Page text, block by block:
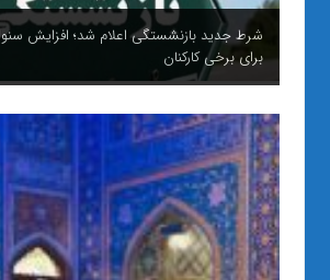
شرط جدید بازنشستگی اعلام شد؛ افزایش
برای برخی کارکنان